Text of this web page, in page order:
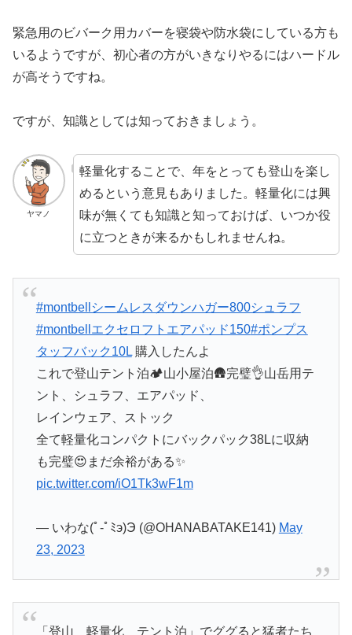
緊急用のビバーク用カバーを寝袋や防水袋にしている方も
いるようですが、初心者の方がいきなりやるにはハードル
が高そうですね。
ですが、知識としては知っておきましょう。
ヤマノ
軽量化することで、年をとっても登山を楽し
めるという意見もありました。軽量化には興
味が無くても知識と知っておけば、いつか役
に立つときが来るかもしれませんね。
#montbellシームレスダウンハガー800シュラフ
#montbellエクセロフトエアパッド150#ポンプス
タッフバック10L購入したんよ
これで登山テント泊🏕️山小屋泊🛖完璧👌山岳用テ
ント、シュラフ、エアパッド、
レインウェア、ストック
全て軽量化コンパクトにバックパック38Lに収納
も完璧😍まだ余裕がある✨
pic.twitter.com/iO1Tk3wF1m
— いわな(ﾟ-ﾟﾐэ)Э (@OHANABATAKE141) May
23, 2023
「登山 軽量化 テント泊」でググると猛者たち